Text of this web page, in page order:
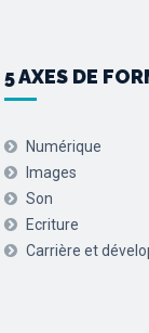
5 AXES DE
Numérique
Images
Son
Ecriture
Carrière et